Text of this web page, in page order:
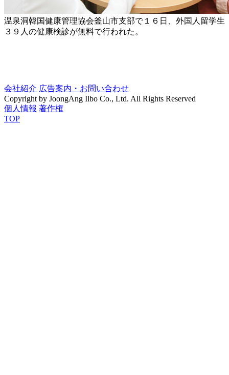
温泉洞韓国健康管理協会釜山市支部で１６日、外国人留学生
３９人の健康検診が無料で行われた。
会社紹介 広告案内・お問い合わせ
Copyright by JoongAng Ilbo Co., Ltd. All Rights Reserved
個人情報 著作権
TOP